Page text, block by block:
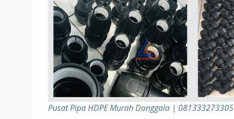
Pusat Pipa HDPE Murah Donggala | 081333273305